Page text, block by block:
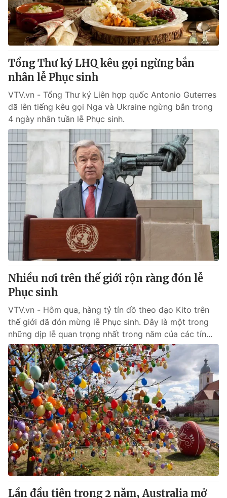
® Cấm sao chép dưới mọi hình thức nếu không có sự chấp
thuận bằng văn bản. Ghi rõ nguồn VTV.vn khi phát hành lại
thông tin từ website này.
Tổng Thư ký LHQ kêu gọi ngừng bắn
nhân lễ Phục sinh
VTV.vn - Tổng Thư ký Liên hợp quốc Antonio Guterres
đã lên tiếng kêu gọi Nga và Ukraine ngừng bắn trong
4 ngày nhân tuần lễ Phục sinh.
Nhiều nơi trên thế giới rộn ràng đón lễ
Phục sinh
VTV.vn - Hôm qua, hàng tỷ tín đồ theo đạo Kito trên
thế giới đã đón mừng lễ Phục sinh. Đây là một trong
những dịp lễ quan trọng nhất trong năm của các tín...
Lần đầu tiên trong 2 năm, Australia mở